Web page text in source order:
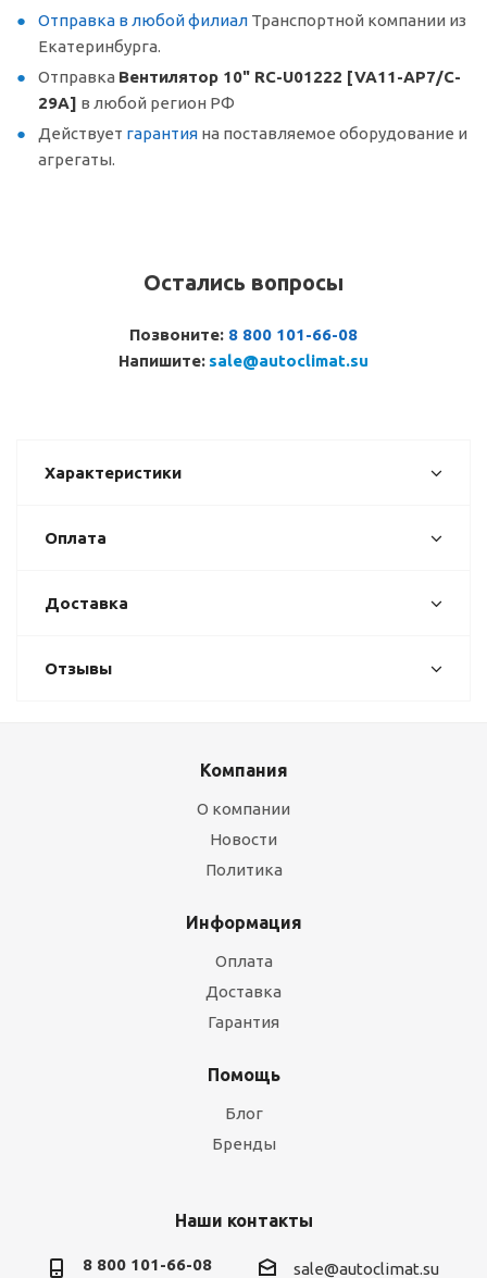
Отправка в любой филиал Транспортной компании из
Екатеринбурга.
Отправка Вентилятор 10" RC-U01222 [VA11-AP7/C-
29A] в любой регион РФ
Действует гарантия на поставляемое оборудование и
агрегаты.
Остались вопросы
Позвоните: 8 800 101-66-08
Напишите: sale@autoclimat.su
Характеристики
Оплата
Доставка
Отзывы
Компания
О компании
Новости
Политика
Информация
Оплата
Доставка
Гарантия
Помощь
Блог
Бренды
Наши контакты
8 800 101-66-08 sale@autoclimat.su